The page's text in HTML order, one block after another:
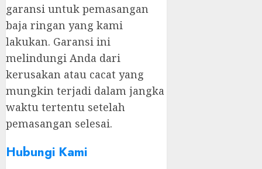
garansi untuk pemasangan
baja ringan yang kami
lakukan. Garansi ini
melindungi Anda dari
kerusakan atau cacat yang
mungkin terjadi dalam jangka
waktu tertentu setelah
pemasangan selesai.
Hubungi Kami